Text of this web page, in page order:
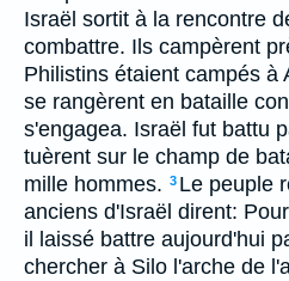
Israël sortit à la rencontre
combattre. Ils campèrent
Philistins étaient campés à
se rangèrent en bataille
s'engagea. Israël fut battu
tuèrent sur le champ de
mille hommes. 3 Le peuple
anciens d'Israël dirent:
il laissé battre aujourd'hui
chercher à Silo l'arche de